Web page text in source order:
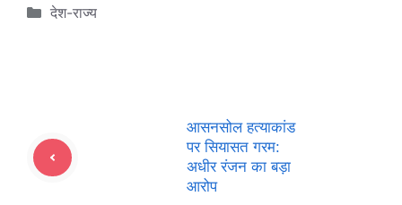
Categories
देश-राज्य
आसनसोल हत्याकांड
पर सियासत गरम:
अधीर रंजन का बड़ा
आरोप